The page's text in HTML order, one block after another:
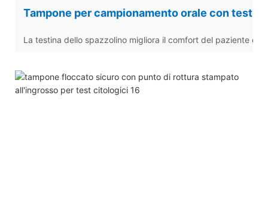
Tampone per campionamento orale con
La testina dello spazzolino migliora il comfort del paziente e